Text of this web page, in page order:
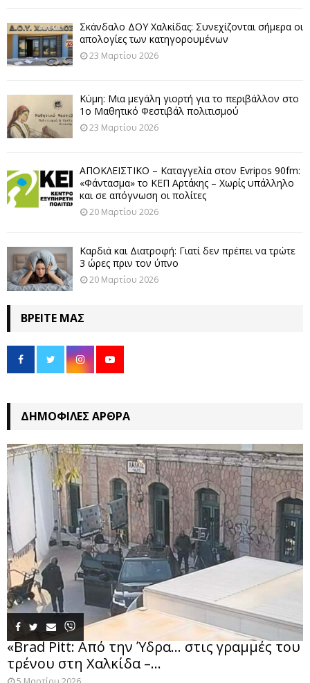
π
ο
η
σ
ά
ρ
ρ
ω
ν
Σκάνδαλο ΔΟΥ Χαλκίδας: Συνεχίζονται σήμερα οι
απολογίες των κατηγορουμένων
23 Μαρτίου 2026
Κύμη: Μια μεγάλη γιορτή για το περιβάλλον στο
1ο Μαθητικό Φεστιβάλ πολιτισμού
23 Μαρτίου 2026
ΑΠΟΚΛΕΙΣΤΙΚΟ – Καταγγελία στον Evripos 90fm:
«Φάντασμα» το ΚΕΠ Αρτάκης – Χωρίς υπάλληλο
και σε απόγνωση οι πολίτες
20 Μαρτίου 2026
Καρδιά και Διατροφή: Γιατί δεν πρέπει να τρώτε
3 ώρες πριν τον ύπνο
20 Μαρτίου 2026
ΒΡΕΊΤΕ ΜΑΣ
ΔΗΜΟΦΙΛΈΣ ΆΡΘΡΑ
«Brad Pitt: Από την Ύδρα… στις γραμμές του
τρένου στη Χαλκίδα –...